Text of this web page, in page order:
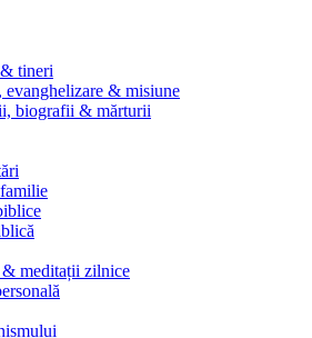
tineri
evanghelizare & misiune
biografii & mărturii
meditații zilnice